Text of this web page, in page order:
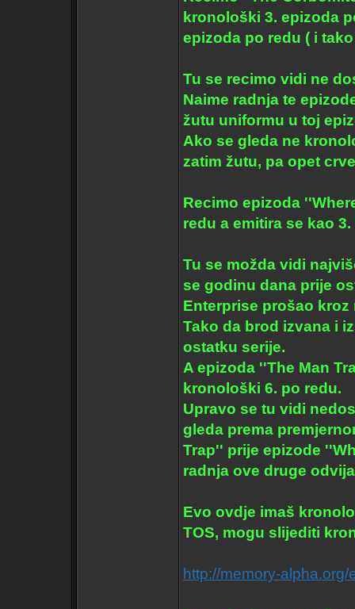
kronološki 3. epizoda
epizoda po redu ( i
Tu se recimo vidi ne
Naime radnja te
žutu uniformu u toj
Ako se gleda ne
zatim žutu, pa opet
Recimo epizoda
redu a emitira se kao
Tu se možda vidi
se godinu dana prije
Enterprise prošao kroz
Tako da brod izvana i
ostatku serije.
A epizoda ''The Man
kronološki 6. po redu.
Upravo se tu vidi
gleda prema
Trap'' prije epizode
radnja ove druge
Evo ovdje imaš
TOS, mogu slijediti
http://memory-